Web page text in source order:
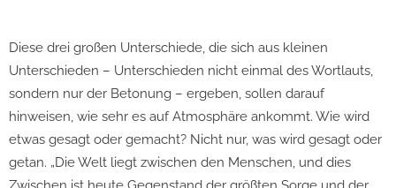
Diese drei großen Unterschiede, die sich aus kleinen
Unterschieden – Unterschieden nicht einmal des Wortlauts,
sondern nur der Betonung – ergeben, sollen darauf
hinweisen, wie sehr es auf Atmosphäre ankommt. Wie wird
etwas gesagt oder gemacht? Nicht nur, was wird gesagt oder
getan. „Die Welt liegt zwischen den Menschen, und dies